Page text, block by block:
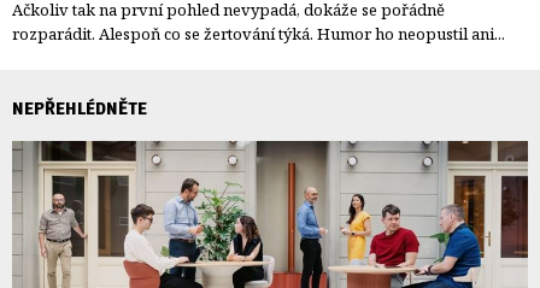
Ačkoliv tak na první pohled nevypadá, dokáže se pořádně
rozparádit. Alespoň co se žertování týká. Humor ho neopustil ani...
NEPŘEHLÉDNĚTE